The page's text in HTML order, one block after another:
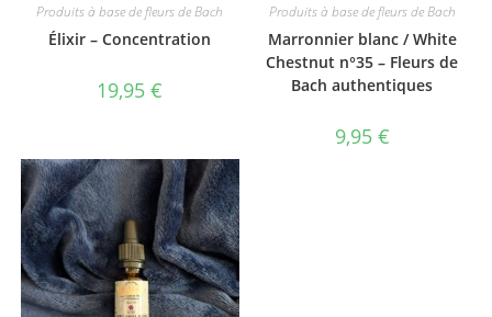
Produits à base de fleurs de Bach
Élixir – Concentration
19,95€
Produits à base de fleurs de Bach
Marronnier blanc / White
Chestnut n°35 – Fleurs de
Bach authentiques
9,95 €